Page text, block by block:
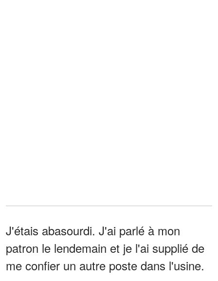
J'étais abasourdi. J'ai parlé à mon
patron le lendemain et je l'ai supplié de
me confier un autre poste dans l'usine.